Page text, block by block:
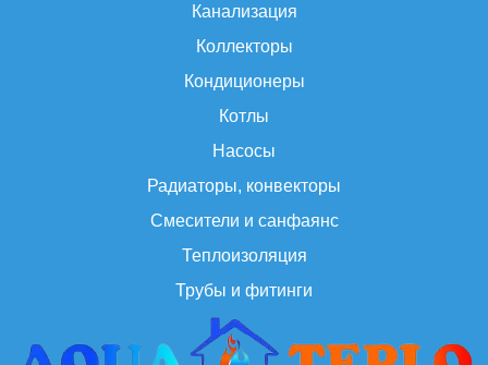
Канализация
Коллекторы
Кондиционеры
Котлы
Насосы
Радиаторы, конвекторы
Смесители и санфаянс
Теплоизоляция
Трубы и фитинги